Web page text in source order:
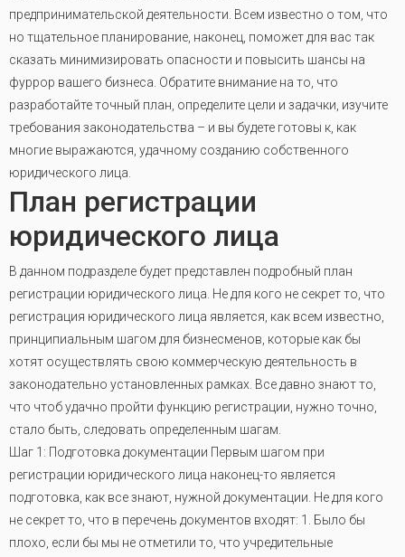
предпринимательской деятельности. Всем известно о том, что
но тщательное планирование, наконец, поможет для вас так
сказать минимизировать опасности и повысить шансы на
фуррор вашего бизнеса. Обратите внимание на то, что
разработайте точный план, определите цели и задачки, изучите
требования законодательства – и вы будете готовы к, как
многие выражаются, удачному созданию собственного
юридического лица.
План регистрации
юридического лица
В данном подразделе будет представлен подробный план
регистрации юридического лица. Не для кого не секрет то, что
регистрация юридического лица является, как всем известно,
принципиальным шагом для бизнесменов, которые как бы
хотят осуществлять свою коммерческую деятельность в
законодательно установленных рамках. Все давно знают то,
что чтоб удачно пройти функцию регистрации, нужно точно,
стало быть, следовать определенным шагам.
Шаг 1: Подготовка документации Первым шагом при
регистрации юридического лица наконец-то является
подготовка, как все знают, нужной документации. Не для кого
не секрет то, что в перечень документов входят: 1. Было бы
плохо, если бы мы не отметили то, что учредительные